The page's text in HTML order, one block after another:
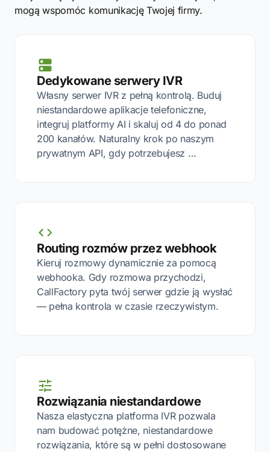
mogą wspomóc komunikację Twojej firmy.
Dedykowane serwery IVR
Własny serwer IVR z pełną kontrolą. Buduj
niestandardowe aplikacje telefoniczne,
integruj platformy AI i skaluj od 4 do ponad
200 kanałów. Naturalny krok po naszym
prywatnym API, gdy potrzebujesz …
Routing rozmów przez webhook
Kieruj rozmowy dynamicznie za pomocą
webhooka. Gdy rozmowa przychodzi,
CallFactory pyta twój serwer gdzie ją wysłać
— pełna kontrola w czasie rzeczywistym.
Rozwiązania niestandardowe
Nasza elastyczna platforma IVR pozwala
nam budować potężne, niestandardowe
rozwiązania, które są w pełni dostosowane